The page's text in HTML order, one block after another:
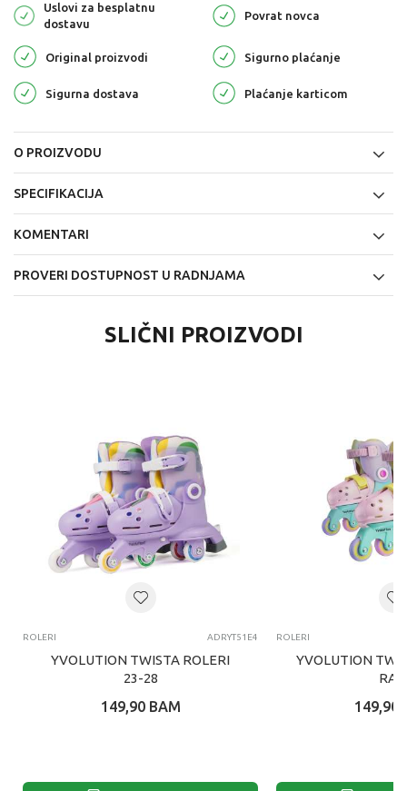
Uslovi za besplatnu
dostavu
Povrat novca
Original proizvodi Sigurno plaćanje
Sigurna dostava Plaćanje karticom
O PROIZVODU
SPECIFIKACIJA
KOMENTARI
PROVERI DOSTUPNOST U RADNJAMA
SLIČNI PROIZVODI
ROLERI ADRYT51E4
YVOLUTION TWISTA ROLERI
23-28
149,90 BAM
ROLERI
YVOLUTION
149,90